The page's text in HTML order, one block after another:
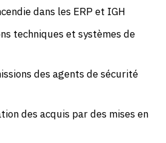
dans les ERP et IGH
techniques et systèmes de
des agents de sécurité
des acquis par des mises en